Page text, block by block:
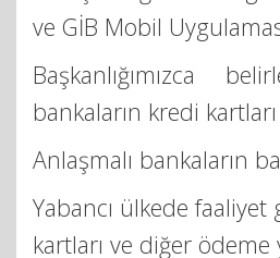
ve GİB Mobil
Başkanlığımızca
bankaların kredi
Anlaşmalı bankaların
Yabancı ülkede
kartları ve diğer